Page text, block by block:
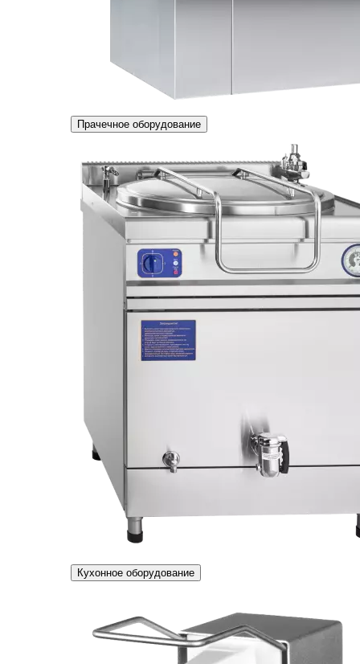
Прачечное оборудование
Кухонное оборудование